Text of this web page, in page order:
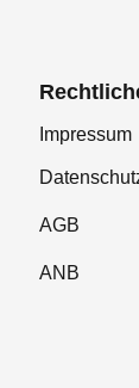
Impressum
AGB
ANB